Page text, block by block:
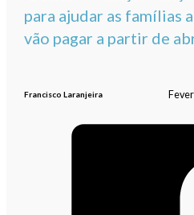
para ajudar as famílias
vão pagar a partir de
Francisco Laranjeira